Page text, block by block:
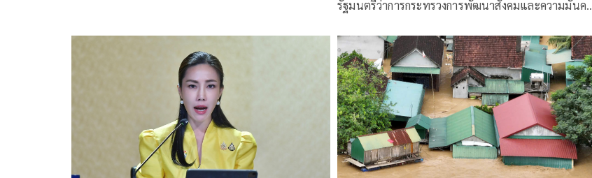
รัฐมนตรีว่าการกระทรวงการพัฒนาสังคมและความมั่นคง
บริหารการดูแลกลุ่มเปราะบางจากภัยพิบัติ (ศบปภ.)
กระทรวง พม.